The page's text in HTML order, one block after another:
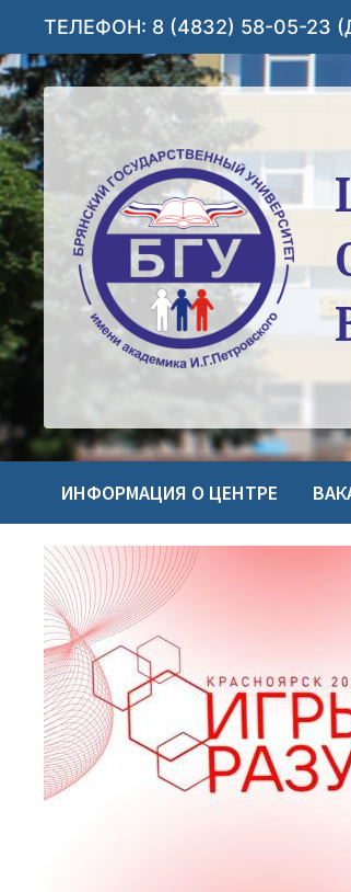
Перейти
содержимому
ТЕЛЕФОН: 8 (4832) 58-05-23
ИНФОРМАЦИЯ О ЦЕНТРЕ